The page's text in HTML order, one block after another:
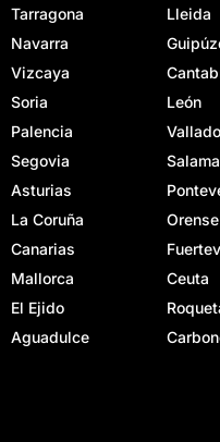
Tarragona
Lleida
Navarra
Vizcaya
Soria
León
Palencia
Segovia
Asturias
La Coruña
Orense
Canarias
Mallorca
Ceuta
El Ejido
Aguadulce